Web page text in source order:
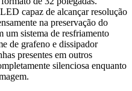
capaz de alcançar resolução
na preservação do
sistema de resfriamento
de grafeno e dissipador
presentes em outros
silenciosa enquanto